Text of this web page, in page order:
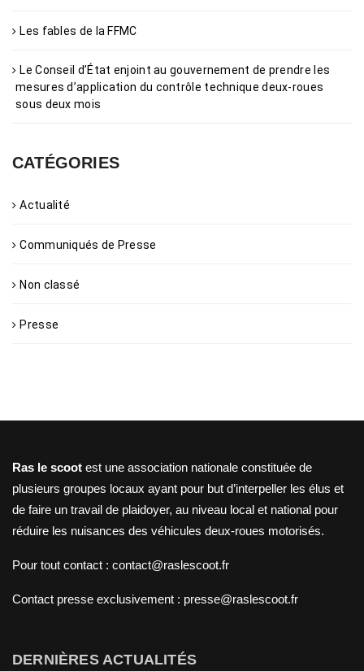
Les fables de la FFMC
Le Conseil d’État enjoint au gouvernement de prendre les
mesures d’application du contrôle technique deux-roues
sous deux mois
CATÉGORIES
Actualité
Communiqués de Presse
Non classé
Presse
Ras le scoot est une association nationale constituée de
plusieurs groupes locaux ayant pour but d’interpeller les élus et
de faire un travail de plaidoyer, au niveau local et national pour
réduire les nuisances des véhicules deux-roues motorisés.
Pour tout contact : contact@raslescoot.fr
Contact presse exclusivement : presse@raslescoot.fr
DERNIÈRES ACTUALITÉS